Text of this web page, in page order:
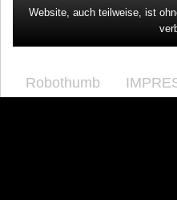
Website, auch teilweise, ist
Robothumb